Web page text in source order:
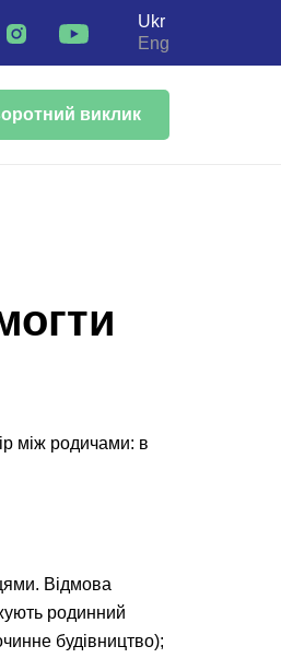
Ukr
Eng
виклик
між родичами: в
Відмова
родинний
будівництво);